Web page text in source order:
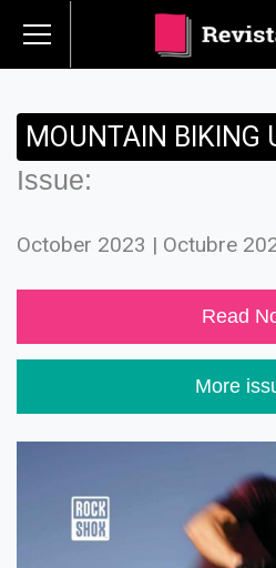
MOUNTAIN BIKING
Issue:
October 2023 | Octubre
Read
More